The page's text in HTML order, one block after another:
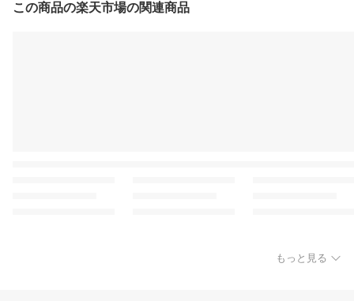
この商品の楽天市場の関連商品
もっと見る